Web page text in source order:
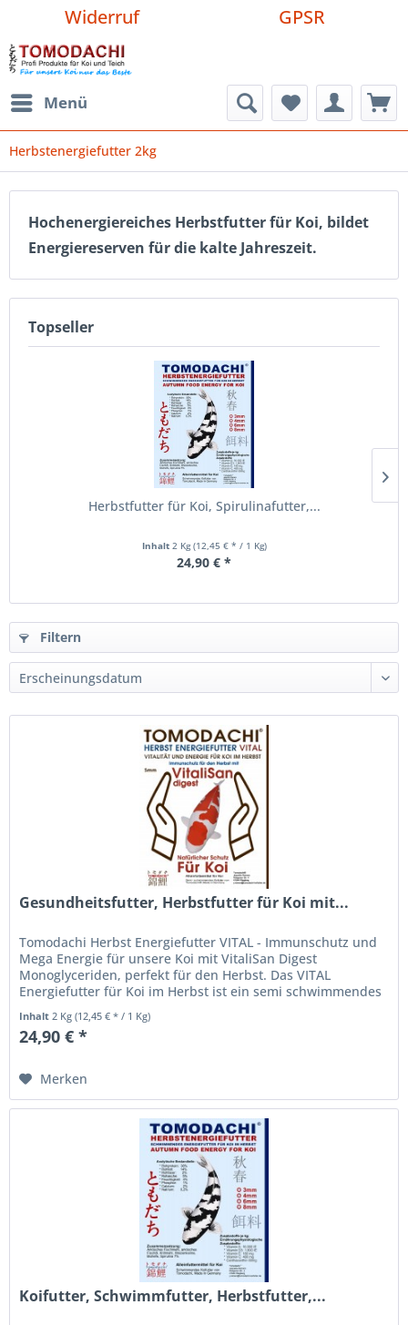
Widerruf GPSR
Menü
Herbstenergiefutter 2kg
Hochenergiereiches Herbstfutter für Koi, bildet
Energiereserven für die kalte Jahreszeit.
Topseller
Herbstfutter für Koi, Spirulinafutter,...
Inhalt 2 Kg(12,45 € * / 1 Kg)
24,90 € *
Filtern
Gesundheitsfutter, Herbstfutter für Koi mit...
Tomodachi Herbst Energiefutter VITAL - Immunschutz und
Mega Energie für unsere Koi mit VitaliSan Digest
Monoglyceriden, perfekt für den Herbst. Das VITAL
Energiefutter für Koi im Herbst ist ein semi schwimmendes
Inhalt2 Kg(12,45 € * / 1 Kg)
24,90 € *
Merken
Koifutter, Schwimmfutter, Herbstfutter,...